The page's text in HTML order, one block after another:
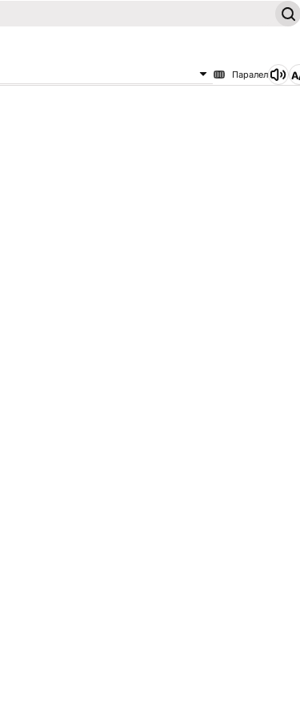
Паралел